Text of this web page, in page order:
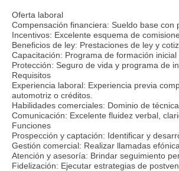
Oferta laboral
Compensación financiera: Sueldo base con
Incentivos: Excelente esquema de
Beneficios de ley: Prestaciones de ley y
Capacitación: Programa de formación inicial
Protección: Seguro de vida y programa de
Requisitos
Experiencia laboral: Experiencia previa
automotriz o créditos.
Habilidades comerciales: Dominio de
Comunicación: Excelente fluidez verbal,
Funciones
Prospección y captación: Identificar y
Gestión comercial: Realizar llamadas
Atención y asesoría: Brindar seguimiento
Fidelización: Ejecutar estrategias de